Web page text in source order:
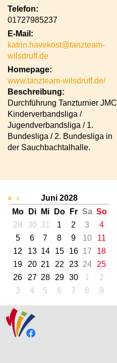
Telefon:
01727985237
E-Mail:
katrin.havekost@tanzteam-
wilsdruff.de
Homepage:
www.tanzteam-wilsdruff.de/
Beschreibung:
Durchführung Tanzturnier JMC
Kinderverbandsliga /
Jugendverbandsliga / 1.
Bundesliga / 2. Bundesliga in
der Sauchbachtalhalle.
« ‹
Juni 2028
Mo
Di Mi Do Fr Sa So
29
30 31 1 2 3
4
5
6 7 8 9 10
11
12
13 14 15 16 17
18
19
20 21 22 23 24
25
26
27 28 29 30 1
2
3
4 5 6 7 8 9